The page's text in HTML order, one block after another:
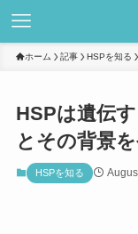
ホーム 記事 HSPを知る
HSPは遺伝
とその背景
HSPを知る